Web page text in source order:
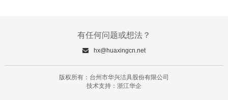
有任何问题或想法？
hx@huaxingcn.net
版权所有：台州市华兴洁具股份有限公司
技术支持：浙江华企